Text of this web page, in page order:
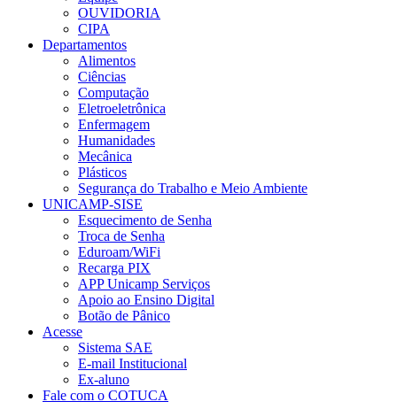
OUVIDORIA
CIPA
Departamentos
Alimentos
Ciências
Computação
Eletroeletrônica
Enfermagem
Humanidades
Mecânica
Plásticos
Segurança do Trabalho e Meio Ambiente
UNICAMP-SISE
Esquecimento de Senha
Troca de Senha
Eduroam/WiFi
Recarga PIX
APP Unicamp Serviços
Apoio ao Ensino Digital
Botão de Pânico
Acesse
Sistema SAE
E-mail Institucional
Ex-aluno
Fale com o COTUCA